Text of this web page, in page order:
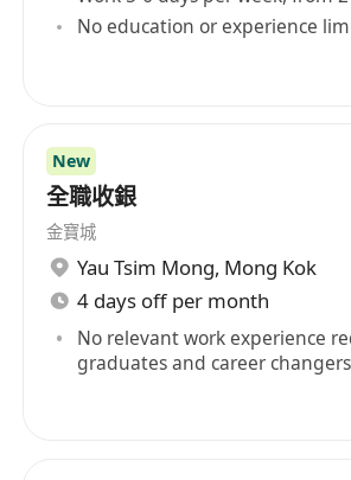
簽證或其他有效工作許可）。
定；
享有五天工作週（星期一至星
時間為上午9時至下午6時；
提供加班津貼，按實際超時工
工作地點位於銅鑼灣核心商業
近港鐵站及多條巴士路線；
穩定全職聘用，提供持續在職
展機會。
No education or experience
New
全職收銀
金寶城
Yau Tsim Mong, Mong Kok
4 days off per month
No relevant work experience
graduates and career